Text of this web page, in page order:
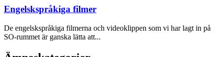
Engelskspråkiga filmer
De engelskspråkiga filmerna och videoklippen som vi har lagt in på
SO-rummet är ganska lätta att...